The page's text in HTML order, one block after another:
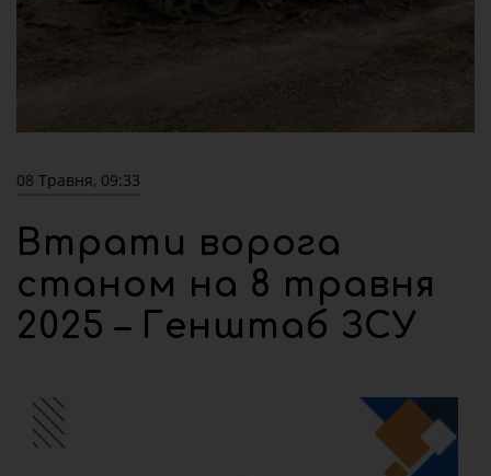
08 Травня, 09:33
Втрати ворога
станом на 8 травня
2025 – Генштаб ЗСУ